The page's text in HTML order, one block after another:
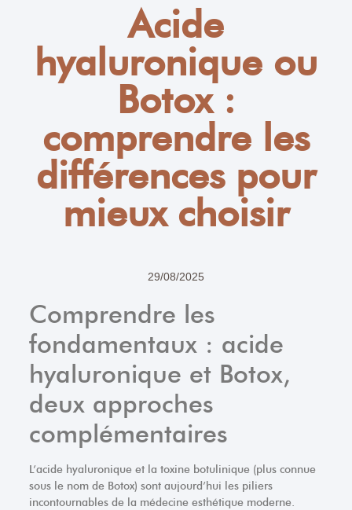
Acide
hyaluronique ou
Botox :
comprendre les
différences pour
mieux choisir
29/08/2025
Comprendre les
fondamentaux : acide
hyaluronique et Botox,
deux approches
complémentaires
L’acide hyaluronique et la toxine botulinique (plus connue
sous le nom de Botox) sont aujourd’hui les piliers
incontournables de la médecine esthétique moderne.